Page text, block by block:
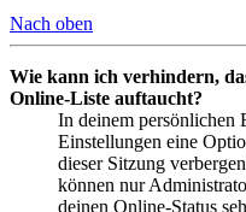
Nach oben
Wie kann ich verhindern,
Online-Liste auftaucht?
In deinem persönlichen
Einstellungen eine
dieser Sitzung
können nur
deinen Online-Status